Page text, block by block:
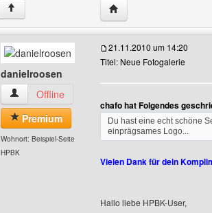
↑ Website dieses
danielroosen
danielroosen Benutzer-Profile anzeigen
Offline
Premium
Wohnort: Beispiel-Seite
HPBK
21.11.2010 um 14:20
Titel: Neue Fotogalerie
chafo hat Folgendes
Du hast eine echt schöne
einprägsames Logo...
Vielen Dank für dein
Hallo liebe HPBK-User,